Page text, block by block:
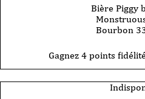
Bière Piggy
Bourbon
Gagnez 4 points